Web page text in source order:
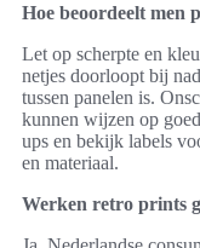
Hoe beoordeelt men
Let op scherpte en
netjes doorloopt bij
tussen panelen is.
kunnen wijzen op
ups en bekijk labels
en materiaal.
Werken retro prints